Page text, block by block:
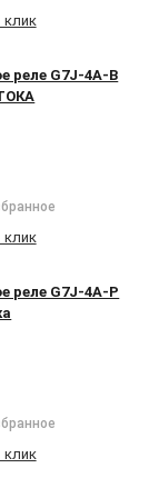
клик
реле G7J-4A-B
клик
реле G7J-4A-P
клик